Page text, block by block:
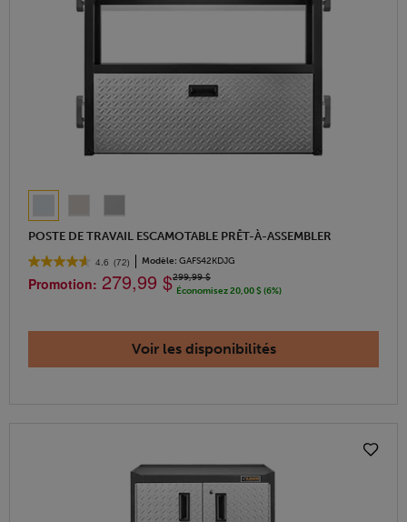
POSTE DE TRAVAIL ESCAMOTABLE PRÊT-À-ASSEMBLER
4.6 (72) Modèle: GAFS42KDJG
Promotion: 279,99 $299,99 $
Économisez 20,00 $ (6%)
Voir les disponibilités